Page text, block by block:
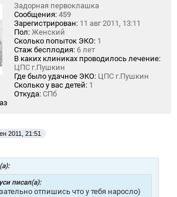
Задорная первоклашка
Сообщения: 459
Зарегистрирован: 11 авг 2011, 13:11
Пол: Женский
Сколько попыток ЭКО: 1
Стаж бесплодия: 6 лет
В каких клиниках проводилось лечение:
ЦПС г.Пушкин
Где было удачное ЭКО: ЦПС г.Пушкин
Сколько у вас детей: 1
Откуда: СПб
2011, 21:51
писал(а):
отпишись что у тебя наросло)